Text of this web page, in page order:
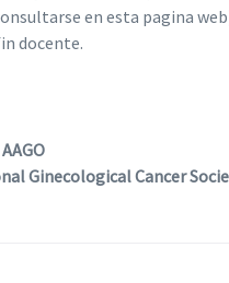
en esta pagina
docente.
Ginecological Cancer